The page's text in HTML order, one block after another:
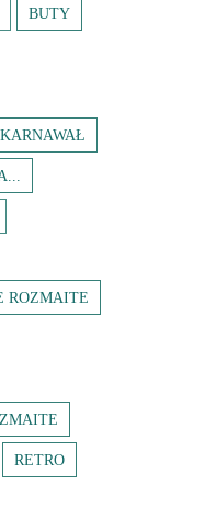
BUTY
KARNAWAŁ
ROZMAITE
RETRO